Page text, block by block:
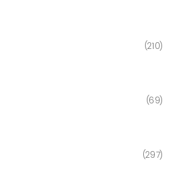
210
69
297